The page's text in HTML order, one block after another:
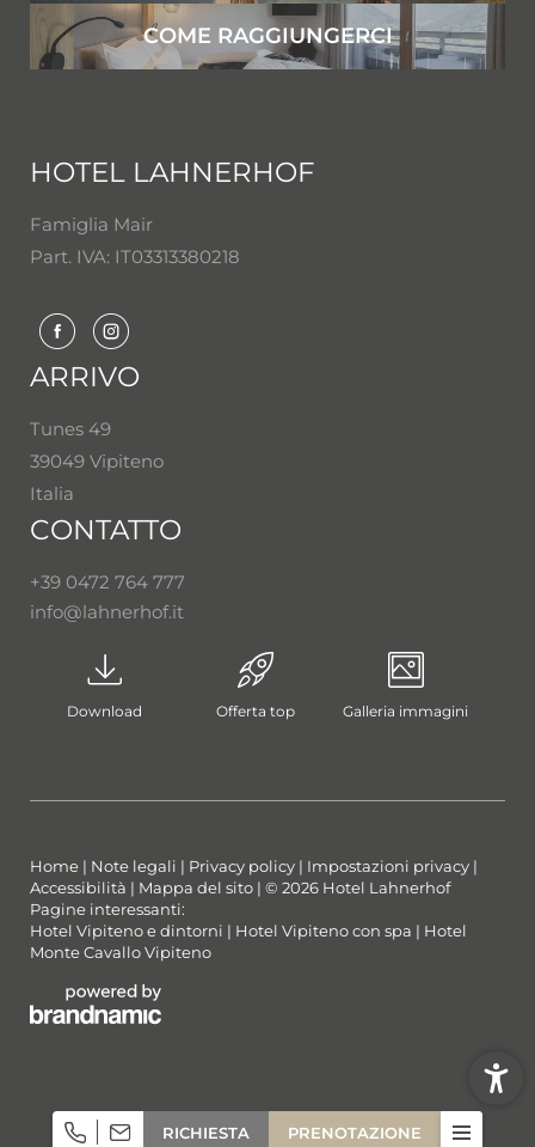
RICHIESTA PRENOTAZIONE
COME RAGGIUNGERCI
HOTEL LAHNERHOF
Famiglia Mair
Part. IVA: IT03313380218
ARRIVO
Tunes 49
39049 Vipiteno
Italia
CONTATTO
+39 0472 764 777
info@lahnerhof.it
Download Offerta top Galleria immagini
Home | Note legali | Privacy policy | Impostazioni privacy |
Accessibilità | Mappa del sito | © 2026 Hotel Lahnerhof
Pagine interessanti:
Hotel Vipiteno e dintorni | Hotel Vipiteno con spa | Hotel
Monte Cavallo Vipiteno
ISCRIVITI ORA